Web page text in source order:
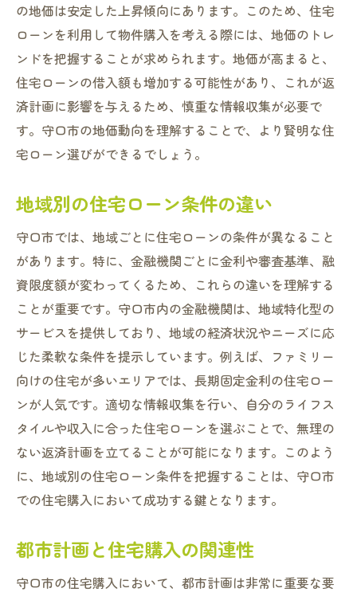
の地価は安定した上昇傾向にあります。このため、住宅
ローンを利用して物件購入を考える際には、地価のトレ
ンドを把握することが求められます。地価が高まると、
住宅ローンの借入額も増加する可能性があり、これが返
済計画に影響を与えるため、慎重な情報収集が必要で
す。守口市の地価動向を理解することで、より賢明な住
宅ローン選びができるでしょう。
地域別の住宅ローン条件の違い
守口市では、地域ごとに住宅ローンの条件が異なること
があります。特に、金融機関ごとに金利や審査基準、融
資限度額が変わってくるため、これらの違いを理解する
ことが重要です。守口市内の金融機関は、地域特化型の
サービスを提供しており、地域の経済状況やニーズに応
じた柔軟な条件を提示しています。例えば、ファミリー
向けの住宅が多いエリアでは、長期固定金利の住宅ロー
ンが人気です。適切な情報収集を行い、自分のライフス
タイルや収入に合った住宅ローンを選ぶことで、無理の
ない返済計画を立てることが可能になります。このよう
に、地域別の住宅ローン条件を把握することは、守口市
での住宅購入において成功する鍵となります。
都市計画と住宅購入の関連性
守口市の住宅購入において、都市計画は非常に重要な要